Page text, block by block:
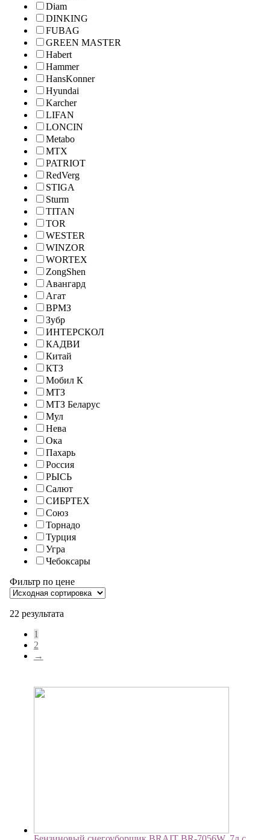
Diam
DINKING
FUBAG
GREEN MASTER
Habert
Hammer
HansKonner
Hyundai
Karcher
LIFAN
LONCIN
Metabo
MTX
PATRIOT
RedVerg
STIGA
Sturm
TITAN
TOR
WESTER
WINZOR
WORTEX
ZongShen
Авангард
Агат
ВРМЗ
Зубр
ИНТЕРСКОЛ
КАДВИ
Китай
КТЗ
Мобил К
МТЗ
МТЗ Беларус
Мул
Нева
Ока
Пахарь
Россия
РЫСЬ
Салют
СИБРТЕХ
Союз
Торнадо
Турция
Угра
Чебоксары
Фильтр по цене
22 результата
1
2
→